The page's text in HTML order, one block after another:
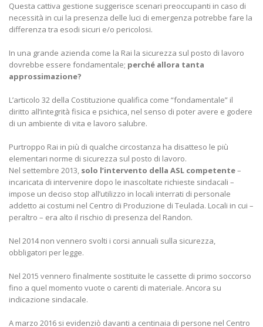
Questa cattiva gestione suggerisce scenari preoccupanti in caso di
necessità in cui la presenza delle luci di emergenza potrebbe fare la
differenza tra esodi sicuri e/o pericolosi.
In una grande azienda come la Rai la sicurezza sul posto di lavoro
dovrebbe essere fondamentale; perché allora tanta
approssimazione?
L’articolo 32 della Costituzione qualifica come “fondamentale” il
diritto all’integrità fisica e psichica, nel senso di poter avere e godere
di un ambiente di vita e lavoro salubre.
Purtroppo Rai in più di qualche circostanza ha disatteso le più
elementari norme di sicurezza sul posto di lavoro.
Nel settembre 2013, solo l’intervento della ASL competente–
incaricata di intervenire dopo le inascoltate richieste sindacali –
impose un deciso stop all’utilizzo in locali interrati di personale
addetto ai costumi nel Centro di Produzione di Teulada. Locali in cui –
peraltro – era alto il rischio di presenza del Randon.
Nel 2014 non vennero svolti i corsi annuali sulla sicurezza,
obbligatori per legge.
Nel 2015 vennero finalmente sostituite le cassette di primo soccorso
fino a quel momento vuote o carenti di materiale. Ancora su
indicazione sindacale.
A marzo 2016 si evidenziò davanti a centinaia di persone nel Centro